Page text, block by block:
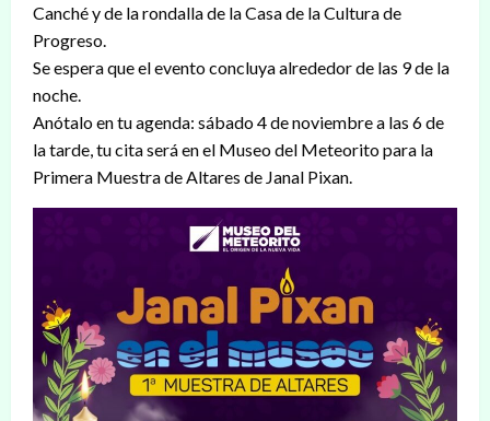
Canché y de la rondalla de la Casa de la Cultura de
Progreso.
Se espera que el evento concluya alrededor de las 9 de la
noche.
Anótalo en tu agenda: sábado 4 de noviembre a las 6 de
la tarde, tu cita será en el Museo del Meteorito para la
Primera Muestra de Altares de Janal Pixan.